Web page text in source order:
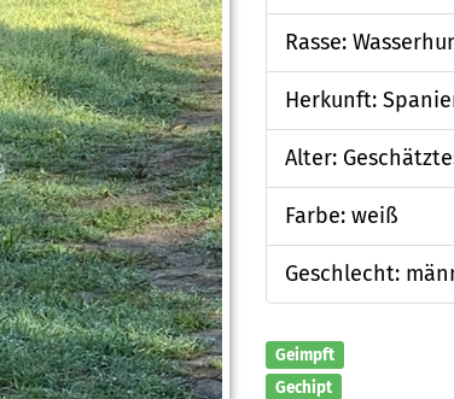
Rasse:
Herkunft:
Alter:
Farbe: weiß
Geschlecht:
Geimpft
Gechipt